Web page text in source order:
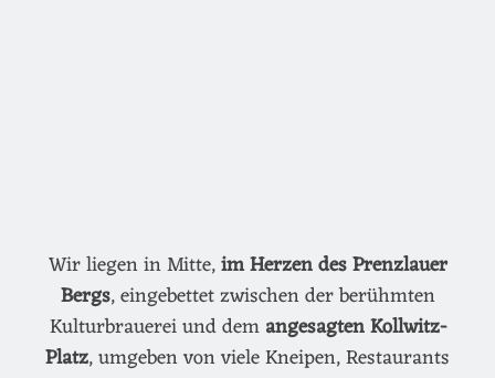
Wir liegen in Mitte,im Herzen des Prenzlauer
Bergs, eingebettet zwischen der berühmten
Kulturbrauerei und demangesagten Kollwitz-
Platz, umgeben von viele Kneipen, Restaurants